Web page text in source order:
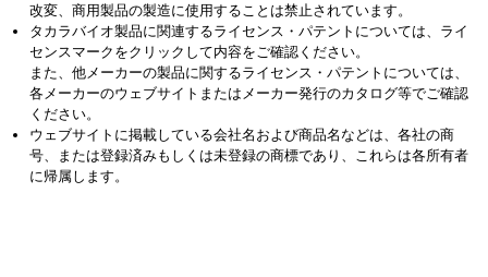
改変、商用製品の製造に使用することは禁止されています。
タカラバイオ製品に関連するライセンス・パテントについては、ライ
センスマークをクリックして内容をご確認ください。
また、他メーカーの製品に関するライセンス・パテントについては、
各メーカーのウェブサイトまたはメーカー発行のカタログ等でご確認
ください。
ウェブサイトに掲載している会社名および商品名などは、各社の商
号、または登録済みもしくは未登録の商標であり、これらは各所有者
に帰属します。